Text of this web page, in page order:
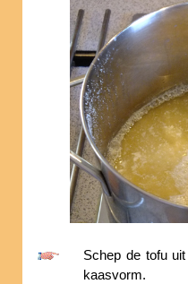
Schep de tofu
kaasvorm.